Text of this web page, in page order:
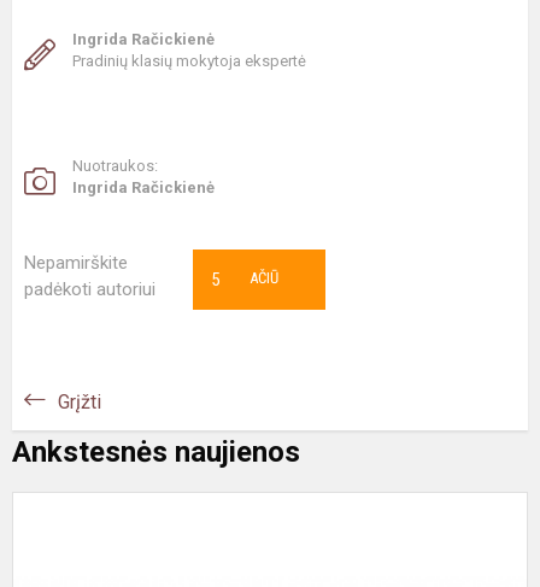
Ingrida Račickienė
Pradinių klasių mokytoja ekspertė
Nuotraukos:
Ingrida Račickienė
Nepamirškite
padėkoti autoriui
AČIŪ
5
Grįžti
Ankstesnės naujienos